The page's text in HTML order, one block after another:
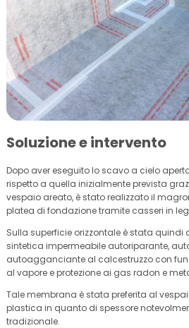
Soluzione e intervento
Dopo aver eseguito lo scavo a cielo
rispetto a quella inizialmente prevista
vespaio areato, è stato realizzato il
platea di fondazione tramite casseri in
Sulla superficie orizzontale è stata
sintetica impermeabile autoriparante,
autoagganciante al calcestruzzo con
al vapore e protezione ai gas radon e
Tale membrana è stata preferita al
plastica in quanto di spessore
tradizionale.